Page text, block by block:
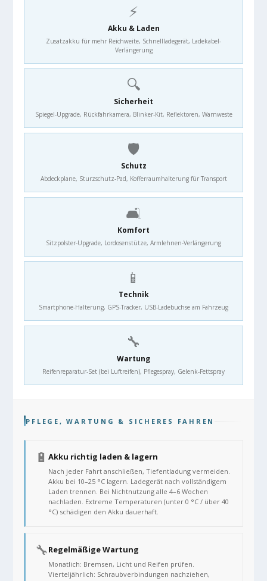
⚡
Akku & Laden
Zusatzakku für mehr Reichweite, Schnellladegerät, Ladekabel-
Verlängerung
🔍
Sicherheit
Spiegel-Upgrade, Rückfahrkamera, Blinker-Kit, Reflektoren, Warnweste
🛡️
Schutz
Abdeckplane, Sturzschutz-Pad, Kofferraumhalterung für Transport
🛋️
Komfort
Sitzpolster-Upgrade, Lordosenstütze, Armlehnen-Verlängerung
📱
Technik
Smartphone-Halterung, GPS-Tracker, USB-Ladebuchse am Fahrzeug
🔧
Wartung
Reifenreparatur-Set (bei Luftreifen), Pflegespray, Gelenk-Fettspray
PFLEGE, WARTUNG & SICHERES FAHREN
🔋Akku richtig laden & lagern
Nach jeder Fahrt anschließen, Tiefentladung vermeiden.
Akku bei 10–25 °C lagern. Ladegerät nach vollständigem
Laden trennen. Bei Nichtnutzung alle 4–6 Wochen
nachladen. Extreme Temperaturen (unter 0 °C / über 40
°C) schädigen den Akku dauerhaft.
🔧Regelmäßige Wartung
Monatlich: Bremsen, Licht und Reifen prüfen.
Vierteljährlich: Schraubverbindungen nachziehen,